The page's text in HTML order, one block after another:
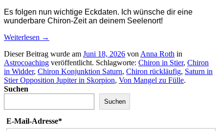
Es folgen nun wichtige Eckdaten. Ich wünsche dir eine
wunderbare Chiron-Zeit an deinem Seelenort!
Weiterlesen →
Dieser Beitrag wurde am Juni 18, 2026 von Anna Roth in
Astrocoaching veröffentlicht. Schlagworte: Chiron in Stier, Chiron
in Widder, Chiron Konjunktion Saturn, Chiron rückläufig, Saturn in
Stier Opposition Jupiter in Skorpion, Von Mangel zu Fülle.
Suchen
Suchen
E-Mail-Adresse*